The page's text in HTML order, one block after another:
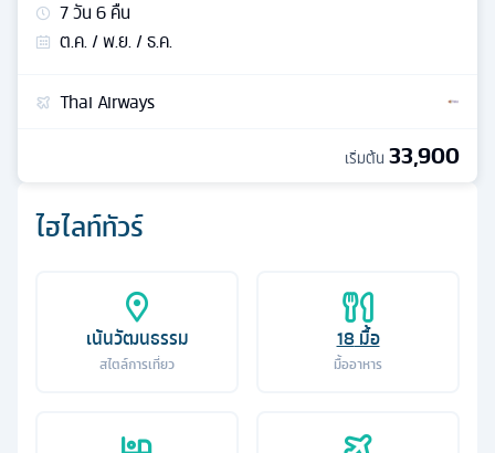
ไฮไลท์ทัวร์
เน้นวัฒนธรรม
สไตล์การเที่ยว
18มื้อ
มื้ออาหาร
7วัน6คืน
ต.ค. / พ.ย. / ธ.ค.
Thai Airways
เริ่มต้น 33,900